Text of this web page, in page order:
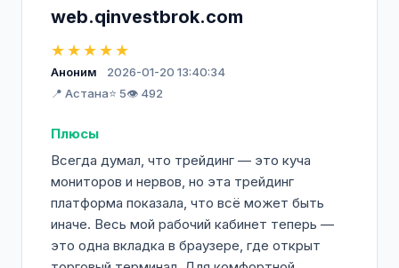
web.qinvestbrok.com
★★★★★
Аноним
2026-01-20 13:40:34
📍 Астана⭐ 5👁️ 492
Плюсы
Всегда думал, что трейдинг — это куча
мониторов и нервов, но эта трейдинг
платформа показала, что всё может быть
иначе. Весь мой рабочий кабинет теперь —
это одна вкладка в браузере, где открыт